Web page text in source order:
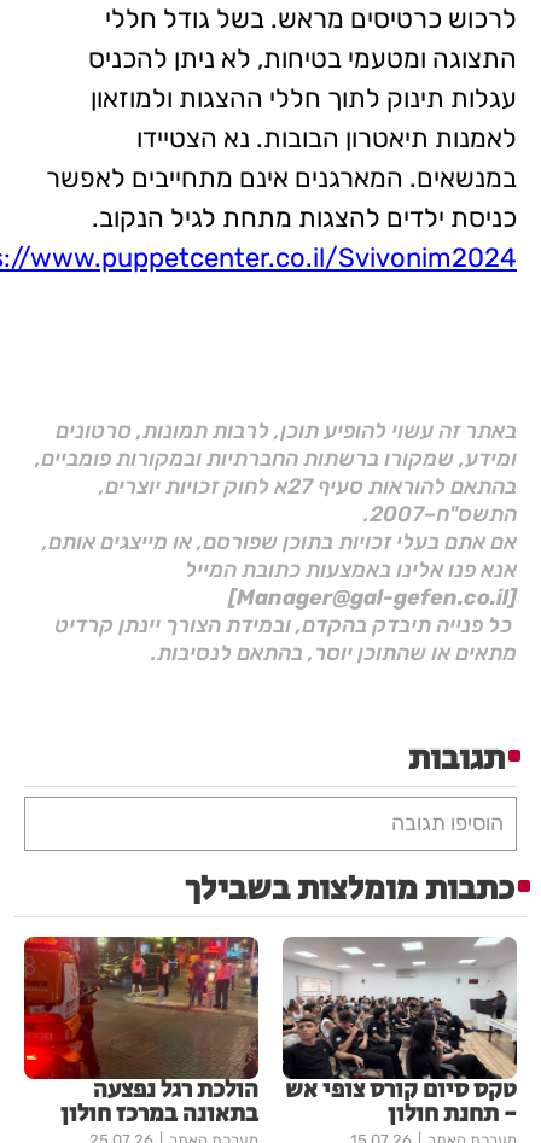
לרכוש כרטיסים מראש. בשל גודל חללי
התצוגה ומטעמי בטיחות, לא ניתן להכניס
עגלות תינוק לתוך חללי ההצגות ולמוזאון
לאמנות תיאטרון הבובות. נא הצטיידו
במנשאים. המארגנים אינם מתחייבים לאפשר
כניסת ילדים להצגות מתחת לגיל הנקוב.
www.puppetcenter.co.il/Svivonim2024
באתר זה עשוי להופיע תוכן, לרבות תמונות, סרטונים
ומידע, שמקורו ברשתות החברתיות ובמקורות פומביים,
בהתאם להוראות סעיף 27א לחוק זכויות יוצרים,
התשס"ח–2007.
אם אתם בעלי זכויות בתוכן שפורסם, או מייצגים אותם,
אנא פנו אלינו באמצעות כתובת המייל
[Manager@gal-gefen.co.il]
כל פנייה תיבדק בהקדם, ובמידת הצורך יינתן קרדיט
מתאים או שהתוכן יוסר, בהתאם לנסיבות.
תגובות
הוסיפו תגובה
כתבות מומלצות בשבילך
טקס סיום קורס צופי אש
- תחנת חולון
הולכת רגל נפצעה
בתאונה במרכז חולון